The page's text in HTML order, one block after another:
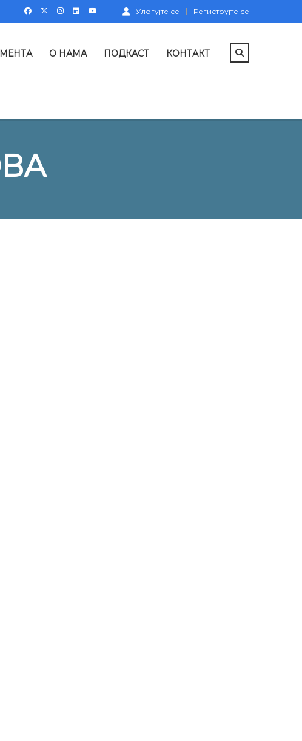
Улогујте се Региструјте се
О НАМА ПОДКАСТ КОНТАКТ